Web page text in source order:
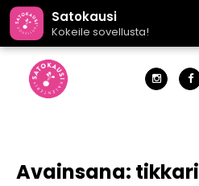
Satokausi
Kokeile sovellusta!
Avainsana: tikkari